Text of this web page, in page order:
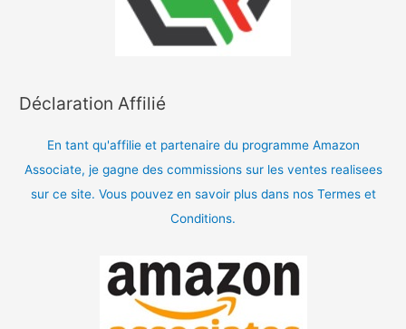
Déclaration Affilié
En tant qu'affilie et partenaire du programme Amazon
Associate, je gagne des commissions sur les ventes realisees
sur ce site. Vous pouvez en savoir plus dans nos Termes et
Conditions.